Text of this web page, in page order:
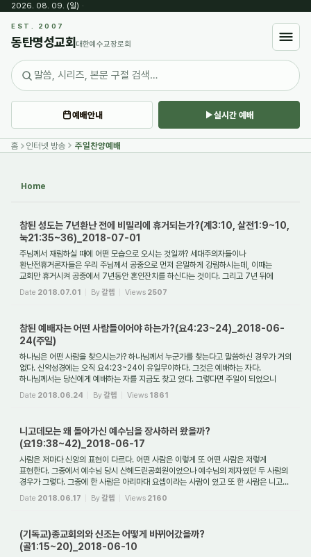
2026. 08. 09. (일) ·
EST. 2007
동탄명성교회 대한예수교장로회
예배안내 실시간 예배
홈 인터넷 방송 주일찬양예배
Home
참된 성도는 7년환난 전에 비밀리에 휴거되는가?(계3:10, 살전1:9~10,
눅21:35~36)_2018-07-01
주님께서 재림하실 때에 어떤 모습으로 오시는 것일까? 세대주의자들이나
환난전휴거론자들은 우리 주님께서 공중으로 먼저 은밀하게 강림하시는데, 이때는
교회만 휴거시켜 공중에서 7년동안 혼인잔치를 하신다는 것이다. 그리고 7년 뒤에
그들과 함께 지상으...
Date 2018.07.01 By갈렙 Views 2507
참된 예배자는 어떤 사람들이어야 하는가?(요4:23~24)_2018-06-
24(주일)
하나님은 어떤 사람을 찾으시는가? 하나님께서 누군가를 찾는다고 말씀하신 경우가 거의
없다. 신약성경에는 오직 요4:23~24이 유일무이하다. 그것은 예배하는 자다.
하나님께서는 당신에게 예배하는 자를 지금도 찾고 있다. 그렇다면 주일이 되었으니
11시에 ...
Date 2018.06.24 By갈렙 Views 1861
니고데모는 왜 돌아가신 예수님을 장사하러 왔을까?
(요19:38~42)_2018-06-17
사람은 저마다 신앙의 표현이 다르다. 어떤 사람은 이렇게 또 어떤 사람은 저렇게
표현한다. 그중에서 예수님 당시 산헤드린공회원이었으나 예수님의 제자였던 두 사람의
경우가 그렇다. 그중에 한 사람은 아리마대 요셉이라는 사람이 있고 또 한 사람은 니고...
Date 2018.06.17 By갈렙 Views 2160
(기독교)종교회의와 신조는 어떻게 바뀌어갔을까?
(골1:15~20)_2018-06-10
Sketchbook5, 스케치북5
Sketchbook5, 스케치북5